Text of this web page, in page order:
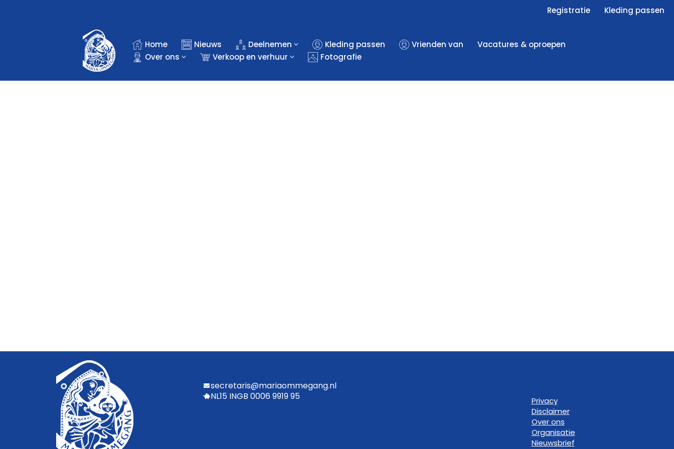
Registratie Kleding passen
Home Nieuws Deelnemen Kleding passen Vrienden van
Vacatures & oproepen
Over ons
Verkoop en verhuur Fotografie
secretaris@mariaommegang.nl
NL15 INGB 0006 9919 95
Privacy
Disclaimer
Over ons
Organisatie
Nieuwsbrief